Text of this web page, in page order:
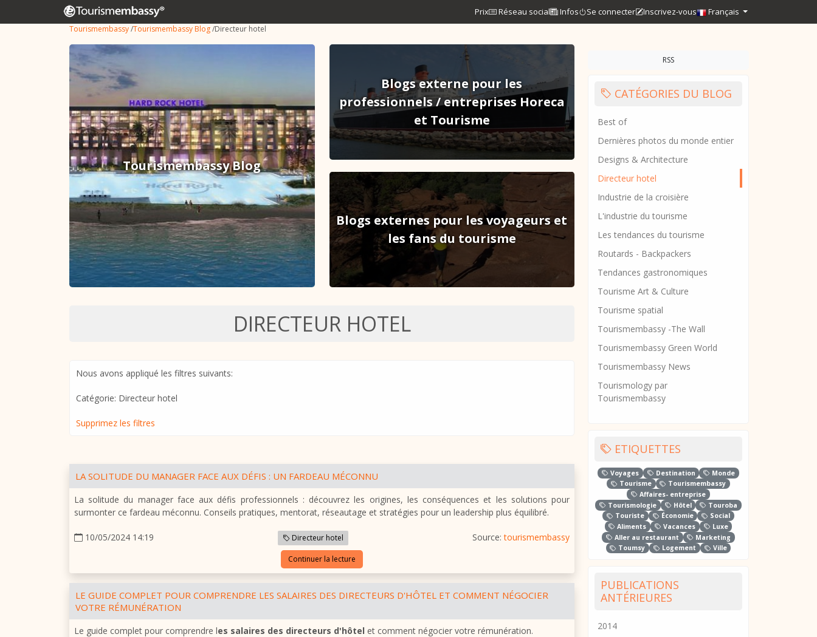
Prix Réseau social Infos Se connecter Inscrivez-vous Français
Tourismembassy/Tourismembassy Blog/Directeur hotel
Tourismembassy Blog
Blogs externe pour les
professionnels / entreprises Horeca
et Tourisme
Blogs externes pour les voyageurs et
les fans du tourisme
DIRECTEUR HOTEL
Nous avons appliqué les filtres suivants:
Catégorie: Directeur hotel
Supprimez les filtres
LA SOLITUDE DU MANAGER FACE AUX DÉFIS : UN FARDEAU MÉCONNU
La solitude du manager face aux défis professionnels : découvrez les origines, les conséquences et les solutions pour
surmonter ce fardeau méconnu. Conseils pratiques, mentorat, réseautage et stratégies pour un leadership plus équilibré.
10/05/2024 14:19 Directeur hotel Source:tourismembassy
Continuer la lecture
LE GUIDE COMPLET POUR COMPRENDRE LES SALAIRES DES DIRECTEURS D'HÔTEL ET COMMENT NÉGOCIER
VOTRE RÉMUNÉRATION
Le guide complet pour comprendre les salaires des directeurs d'hôtel et comment négocier votre rémunération.
RSS
CATÉGORIES DU BLOG
Best of
Dernières photos du monde entier
Designs & Architecture
Directeur hotel
Industrie de la croisière
L'industrie du tourisme
Les tendances du tourisme
Routards - Backpackers
Tendances gastronomiques
Tourisme Art & Culture
Tourisme spatial
Tourismembassy -The Wall
Tourismembassy Green World
Tourismembassy News
Tourismology par
Tourismembassy
ETIQUETTES
Voyages Destination
Monde
Tourisme
Tourismembassy
Affaires- entreprise
Tourismologie
Hôtel
Touroba
Touriste
Économie
Social
Aliments
Vacances
Luxe
Aller au restaurant
Marketing
Toumsy
Logement Ville
PUBLICATIONS
ANTÉRIEURES
2014